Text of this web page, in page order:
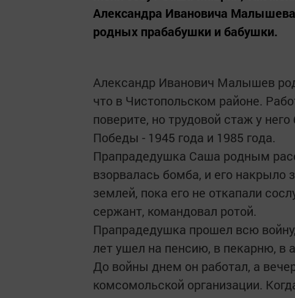
Александра Ивановича
родных прабабушки и бабушки.
Александр Иванович Малышев
что в Чистопольском районе.
поверите, но трудовой стаж у
Победы - 1945 года и 1985 года.
Прапрадедушка Саша родным
взорвалась бомба, и его накрыло
землей, пока его не откапали
сержант, командовал ротой.
Прапрадедушка прошел всю
лет ушел на пенсию, в пекарню, в
До войны днем он работал, а
комсомольской организации.